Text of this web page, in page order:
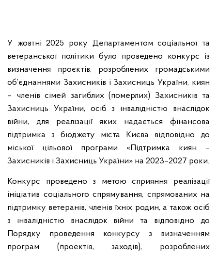
У жовтні 2025 року Департаментом соціальної та
ветеранської політики було проведено конкурс із
визначення проєктів, розроблених громадськими
об’єднаннями Захисників і Захисниць України, киян
– членів сімей загиблих (померлих) Захисників та
Захисниць України, осіб з інвалідністю внаслідок
війни, для реалізації яких надається фінансова
підтримка з бюджету міста Києва відповідно до
міської цільової програми «Підтримка киян –
Захисників і Захисниць України» на 2023–2027 роки.
Конкурс проведено з метою сприяння реалізації
ініціатив соціального спрямування, спрямованих на
підтримку ветеранів, членів їхніх родин, а також осіб
з інвалідністю внаслідок війни та відповідно до
Порядку проведення конкурсу з визначенням
програм (проектів, заходів), розроблених